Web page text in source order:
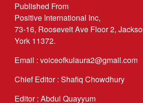
Published From
Positive International Inc,
73-16, Roosevelt Ave Floor 2,
York 11372.
Email : voiceofkulaura2@gmail.com
Chief Editor : Shafiq Chowdhury
Editor : Abdul Quayyum